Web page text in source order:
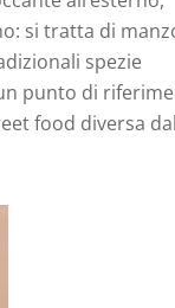
si tratta di
spezie
punto di
food diversa dal